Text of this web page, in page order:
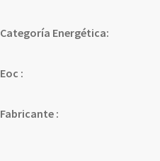
Categoría Energética:
Eoc :
Fabricante :